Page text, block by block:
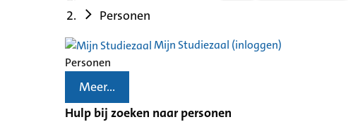
Personen
Mijn Studiezaal (inloggen)
Personen
Meer...
Hulp bij zoeken naar personen